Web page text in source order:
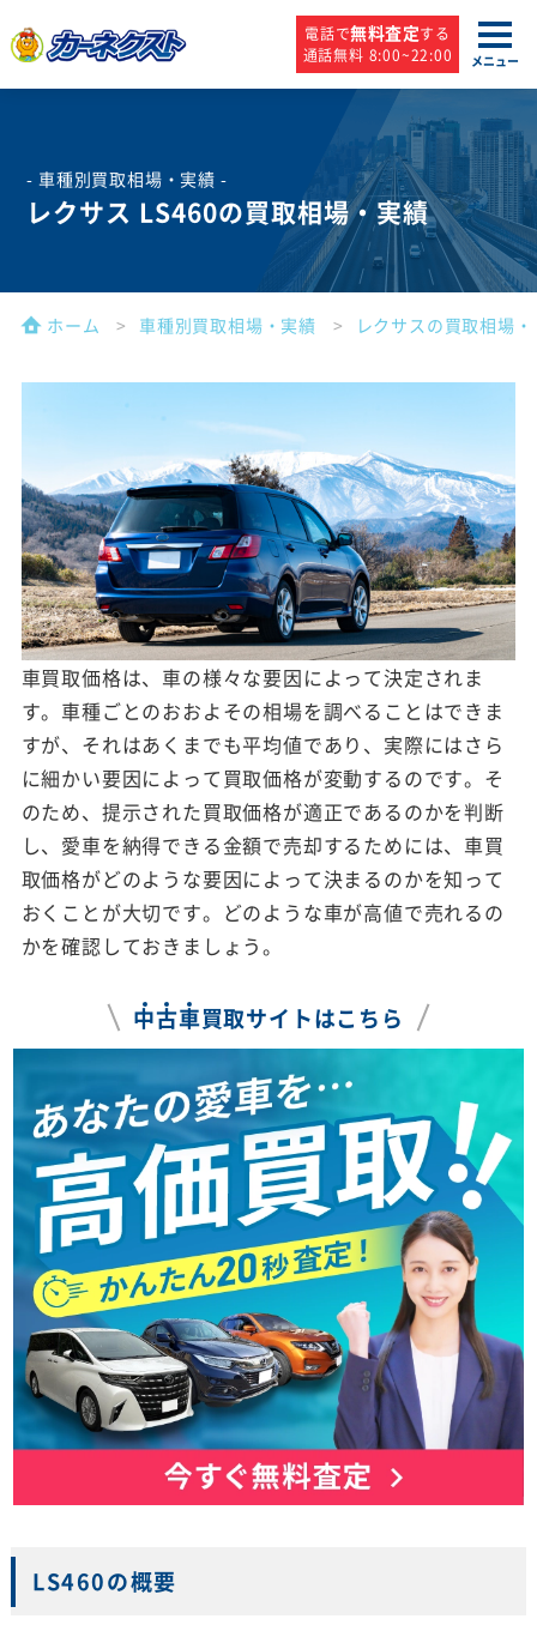
電話で無料査定する
通話無料 8:00~22:00
メニュー
- 車種別買取相場・実績 -
レクサス LS460の買取相場・実績
ホーム 車種別買取相場・実績 レクサスの買取相場
車買取価格は、車の様々な要因によって決定されま
す。車種ごとのおおよその相場を調べることはできま
すが、それはあくまでも平均値であり、実際にはさら
に細かい要因によって買取価格が変動するのです。そ
のため、提示された買取価格が適正であるのかを判断
し、愛車を納得できる金額で売却するためには、車買
取価格がどのような要因によって決まるのかを知って
おくことが大切です。どのような車が高値で売れるの
かを確認しておきましょう。
中古車買取サイトはこちら
LS460の概要